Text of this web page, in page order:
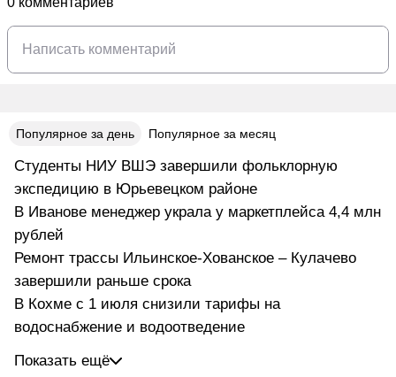
Популярное за день Популярное за месяц
Студенты НИУ ВШЭ завершили фольклорную
экспедицию в Юрьевецком районе
В Иванове менеджер украла у маркетплейса 4,4 млн
рублей
Ремонт трассы Ильинское-Хованское – Кулачево
завершили раньше срока
В Кохме с 1 июля снизили тарифы на
водоснабжение и водоотведение
Показать ещё